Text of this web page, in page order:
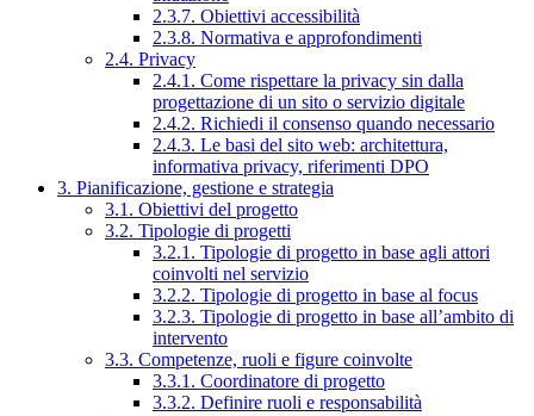
2.3.7. Obiettivi accessibilità
2.3.8. Normativa e approfondimenti
2.4. Privacy
2.4.1. Come rispettare la privacy sin dalla
progettazione di un sito o servizio digitale
2.4.2. Richiedi il consenso quando necessario
2.4.3. Le basi del sito web: architettura,
informativa privacy, riferimenti DPO
3. Pianificazione, gestione e strategia
3.1. Obiettivi del progetto
3.2. Tipologie di progetti
3.2.1. Tipologie di progetto in base agli attori
coinvolti nel servizio
3.2.2. Tipologie di progetto in base al focus
3.2.3. Tipologie di progetto in base all’ambito di
intervento
3.3. Competenze, ruoli e figure coinvolte
3.3.1. Coordinatore di progetto
3.3.2. Definire ruoli e responsabilità